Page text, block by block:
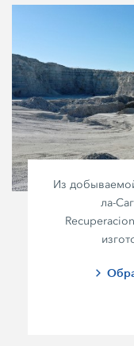
Из
ла-